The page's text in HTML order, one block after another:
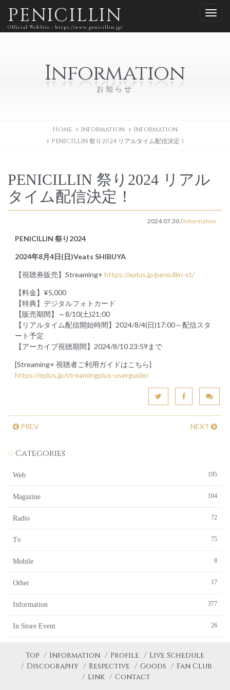
PENICILLIN
Official WebSite - https://www.penicillin.jp/
Information
お知らせ
Home Information
Information
PENICILLIN 祭り2024 リアルタイム配信決定！
PENICILLIN 祭り2024 リアル
タイム配信決定！
2024.07.30/Information
PENICILLIN 祭り2024
2024年8月4日(日)Veats SHIBUYA
【視聴券販売】Streaming+ https://eplus.jp/penicillin-st/
【料金】¥5,000
【特典】デジタルフォトカード
【販売期間】～8/10(土)21:00
【リアルタイム配信開始時間】2024/8/4(日)17:00～配信スタ
ート予定
【アーカイブ視聴期間】2024/8/10 23:59まで
[Streaming+ 視聴者ご利用ガイドはこちら]
https://eplus.jp/streamingplus-userguide/
PREV NEXT
Categories
Web 195
Magazine 104
Radio 72
Tv 75
Mobile 8
Other 17
Information 377
In Store Event 26
Top Information Profile
Live Schedule
Discography
Respective Goods
Fan Club
Link
Contact